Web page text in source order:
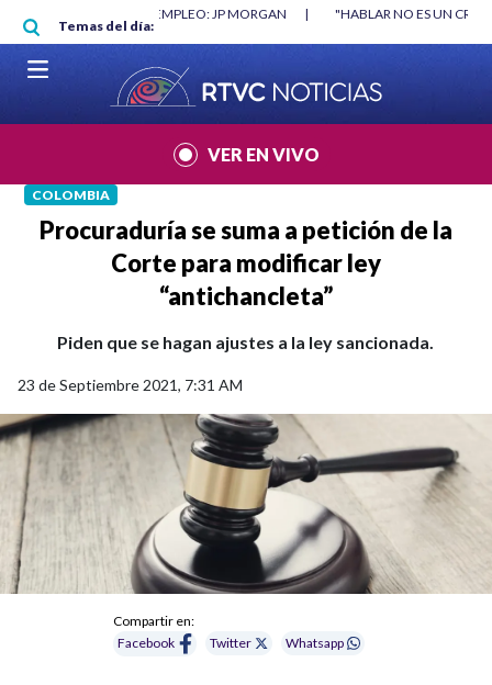
Pasar al contenido principal
Temas del día:
"HABLAR NO ES UN CRIMEN": CARTA DE BETO CORAL |
VER EN VIVO
COLOMBIA
Procuraduría se suma a petición de la
Corte para modificar ley
“antichancleta”
Piden que se hagan ajustes a la ley sancionada.
23 de Septiembre 2021, 7:31 AM
Compartir en:
Facebook
Twitter Whatsapp